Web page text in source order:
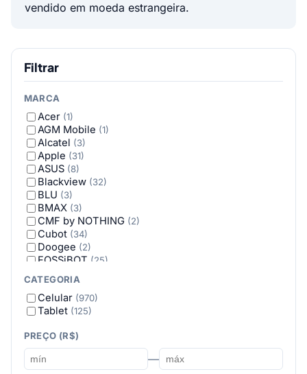
vendido em moeda estrangeira.
Filtrar
MARCA
Acer (1)
AGM Mobile (1)
Alcatel (3)
Apple (31)
ASUS (8)
Blackview (32)
BLU (3)
BMAX (3)
CMF by NOTHING (2)
Cubot (34)
Doogee (2)
FOSSiBOT (25)
HONOR(11)
HUAWEI(13)
Infinix (27)
itel(4)
Jolla(1)
JOVI
CATEGORIA
Celular (970)
Tablet (125)
PREÇO (R$)
—